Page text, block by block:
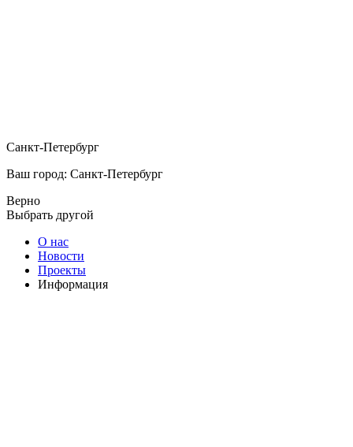
Санкт-Петербург
Ваш город: Санкт-Петербург
Верно
Выбрать другой
О нас
Новости
Проекты
Информация